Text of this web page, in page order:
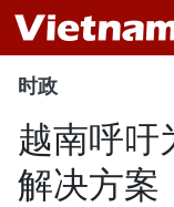
时政
越南呼吁
解决方案